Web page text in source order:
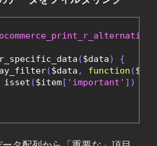
($data)
{
($data , function (
isset ($item[ 'important' ])